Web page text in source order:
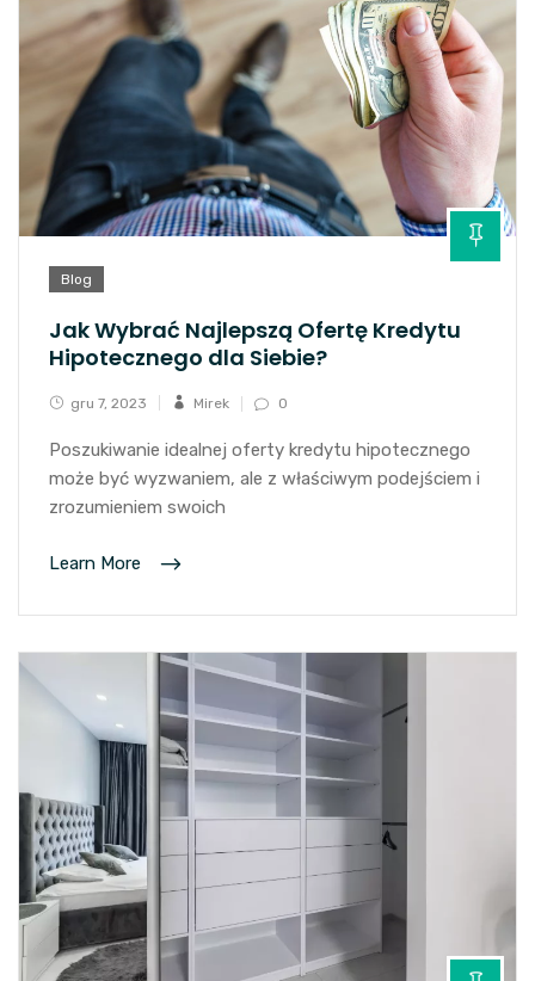
Blog
Jak Wybrać Najlepszą Ofertę Kredytu
Hipotecznego dla Siebie?
gru 7, 2023 Mirek 0
Poszukiwanie idealnej oferty kredytu hipotecznego
może być wyzwaniem, ale z właściwym podejściem i
zrozumieniem swoich
Learn More